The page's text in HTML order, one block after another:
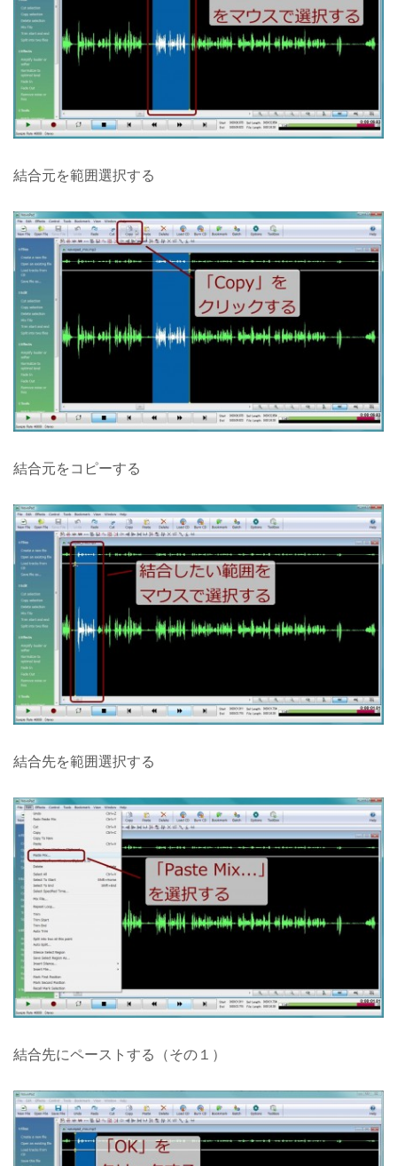
結合元を範囲選択する
結合元をコピーする
結合先を範囲選択する
結合先にペーストする（その１）